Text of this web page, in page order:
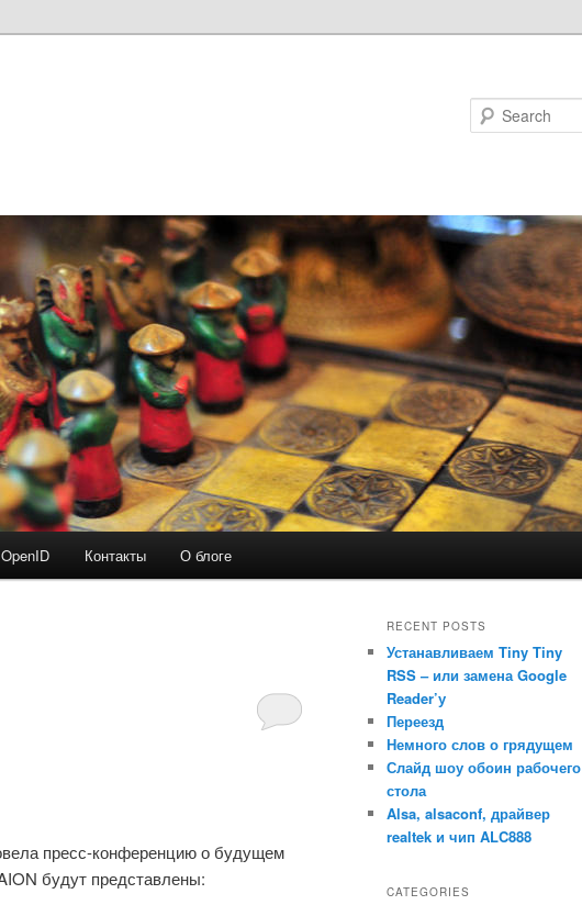
OpenID Контакты О блоге
пресс-конференцию о будущем
будут представлены:
RECENT POSTS
Устанавливаем Tiny Tiny
RSS – или замена Google
Reader’у
Переезд
Немного слов о грядущем
Слайд шоу обоин рабочего
стола
Alsa, alsaconf, драйвер
realtek и чип ALC888
CATEGORIES